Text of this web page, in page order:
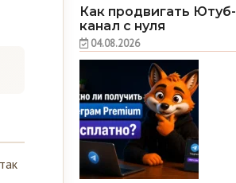
Как продвигать Ютуб-
канал с нуля
04.08.2026